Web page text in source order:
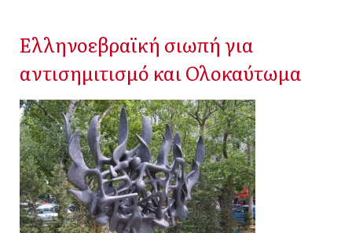
Ελληνοεβραϊκή σιωπή για
αντισημιτισμό και Ολοκαύτωμα